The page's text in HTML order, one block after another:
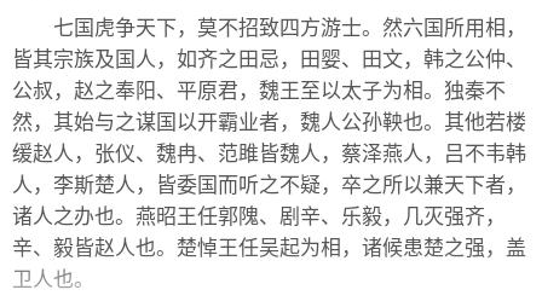
七国虎争天下，莫不招致四方游士。然六国所用相，
皆其宗族及国人，如齐之田忌，田婴、田文，韩之公仲、
公叔，赵之奉阳、平原君，魏王至以太子为相。独秦不
然，其始与之谋国以开霸业者，魏人公孙鞅也。其他若楼
缓赵人，张仪、魏冉、范雎皆魏人，蔡泽燕人，吕不韦韩
人，李斯楚人，皆委国而听之不疑，卒之所以兼天下者，
诸人之办也。燕昭王任郭隗、剧辛、乐毅，几灭强齐，
辛、毅皆赵人也。楚悼王任吴起为相，诸候患楚之强，盖
卫人也。